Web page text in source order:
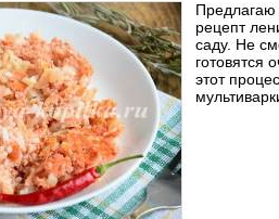
Предлагаю
рецепт
саду. Не
готовятся
этот